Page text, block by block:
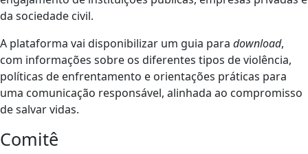
da sociedade civil.
A plataforma vai disponibilizar um guia para download,
com informações sobre os diferentes tipos de violência,
políticas de enfrentamento e orientações práticas para
uma comunicação responsável, alinhada ao compromisso
de salvar vidas.
Comitê